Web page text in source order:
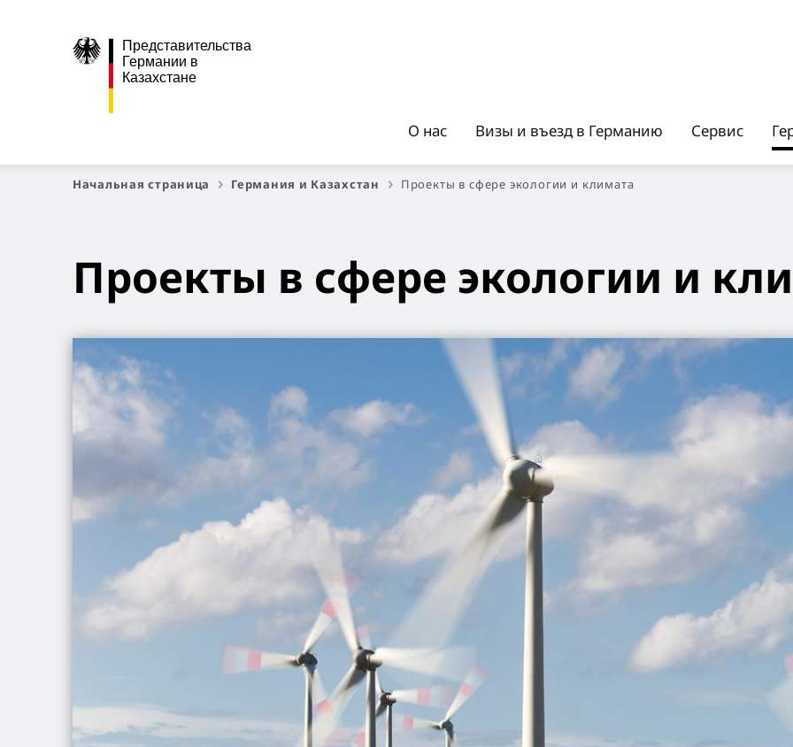
Представительства
Германии в
Казахстане
О нас Визы и въезд в Германию Сервис
Начальная страница Германия и Казахстан Проекты в сфере экологии и климата
Проекты в сфере экологии и